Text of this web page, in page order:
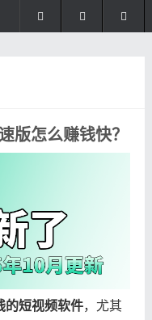
版怎么赚钱快？
的短视频软件​​，尤其